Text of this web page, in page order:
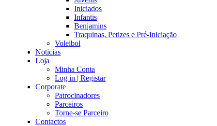
Iniciados
Infantis
Benjamins
Traquinas, Petizes e Pré-Iniciação
Voleibol
Notícias
Loja
Minha Conta
Log in | Registar
Corporate
Patrocinadores
Parceiros
Torne-se Parceiro
Contactos